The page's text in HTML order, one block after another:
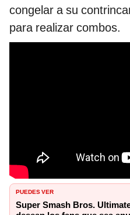
congelar a su
para realizar combos.
PUEDES VER
Super Smash Bros.